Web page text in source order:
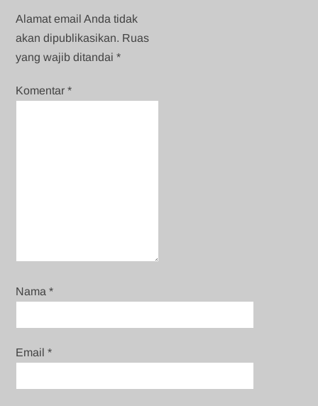
Alamat email Anda tidak
akan dipublikasikan. Ruas
yang wajib ditandai*
Komentar*
Nama*
Email*